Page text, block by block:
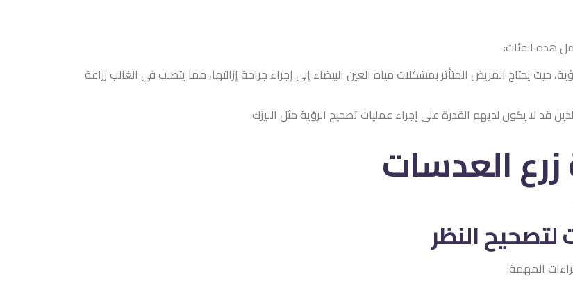
بمشكلات مياه العين البيضاء إلى إجراء جراحة إزالتها، مما يتطلب في الغالب زراعة
على إجراء عمليات تصحيح الرؤية مثل الليزك.